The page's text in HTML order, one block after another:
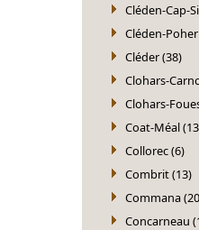
Cléden-Cap-
Cléden-
Cléder (38)
Clohars-
Clohars-
Coat-Méal
Collorec (6)
Combrit (13)
Commana
Concarneau